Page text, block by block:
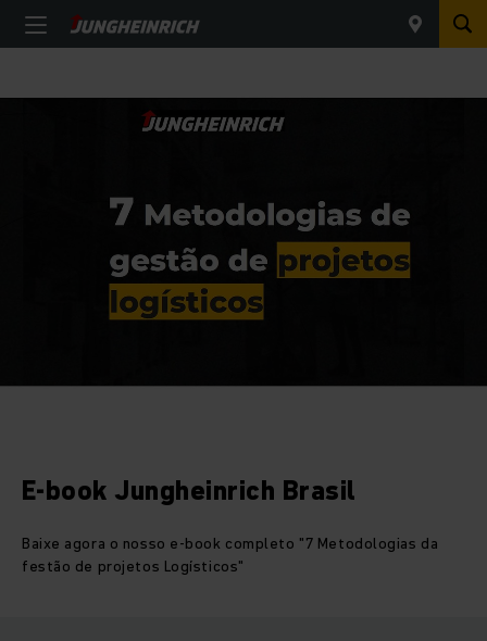
E-book Jungheinrich Brasil
Baixe agora o nosso e-book completo "7 Metodologias da
festão de projetos Logísticos"